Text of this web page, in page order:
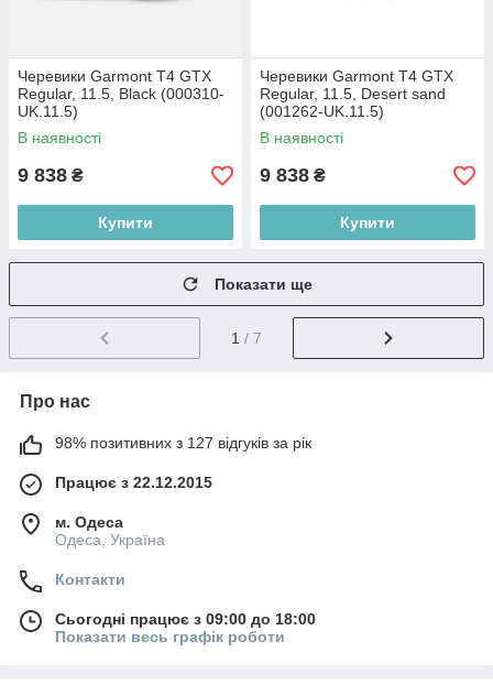
Черевики Garmont T4 GTX
Regular, 11.5, Black (000310-
UK.11.5)
В наявності
9 838 ₴
Купити
Черевики Garmont T4 GTX
Regular, 11.5, Desert sand
(001262-UK.11.5)
В наявності
9 838 ₴
Купити
Показати ще
1 / 7
Про нас
98% позитивних з 127 відгуків за рік
Працює з 22.12.2015
м. Одеса
Одеса, Україна
Контакти
Сьогодні працює з 09:00 до 18:00
Показати весь графік роботи